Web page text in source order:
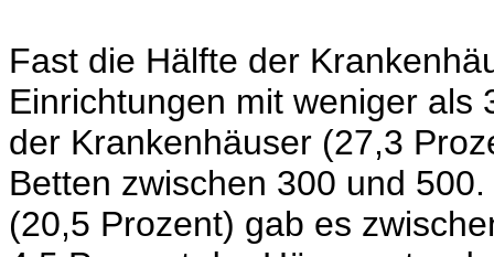
Fast die Hälfte der
Einrichtungen mit weniger als
der Krankenhäuser (27,3
Betten zwischen 300 und
(20,5 Prozent) gab es